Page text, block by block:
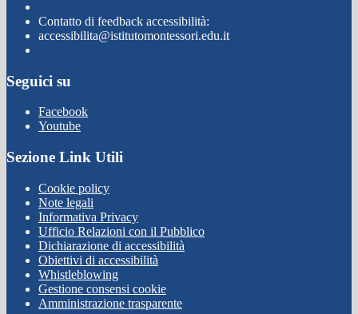
Contatto di feedback accessibilità:
accessibilita@istitutomontessori.edu.it
Seguici su
Facebook
Youtube
Sezione Link Utili
Cookie policy
Note legali
Informativa Privacy
Ufficio Relazioni con il Pubblico
Dichiarazione di accessibilità
Obiettivi di accessibilità
Whistleblowing
Gestione consensi cookie
Amministrazione trasparente